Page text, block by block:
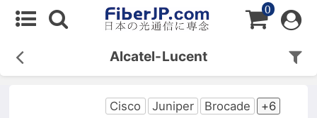
0
Alcatel-Lucent
Cisco Juniper Brocade
+6